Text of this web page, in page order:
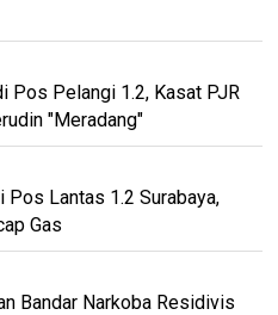
Pos Pelangi 1.2, Kasat PJR
"Meradang"
Pos Lantas 1.2 Surabaya,
Gas
Bandar Narkoba Residivis